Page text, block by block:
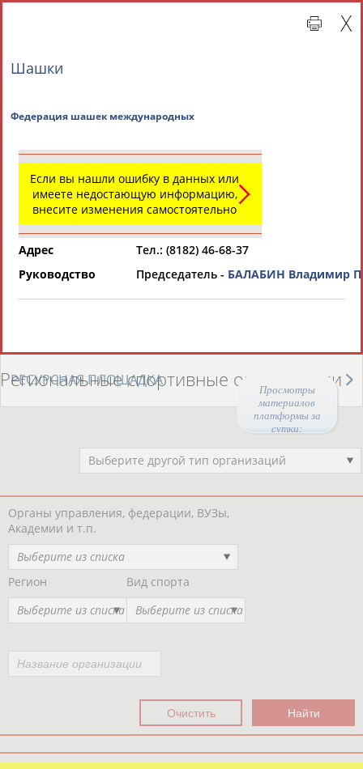
Просмотры
материалов
платформы за
сутки:
Главная » Региональные спортивные организации
СВОДНЫЕ ИНДЕКСЫ
РЕСУРСНАЯ ПЛОЩАДКА
Региональные спортивные организации
Выберите другой тип организаций
Органы управления, федерации, ВУЗы,
Академии и т.п.
Выберите из списка
Регион
Выберите из списка
Вид спорта
Выберите из списка
Шашки
Федерация шашек международных
Если вы нашли ошибку в данных или
имеете недостающую информацию,
внесите изменения самостоятельно
Адрес
Тел.: (8182) 46-68-37
Руководство
Председатель - БАЛАБИН Владимир